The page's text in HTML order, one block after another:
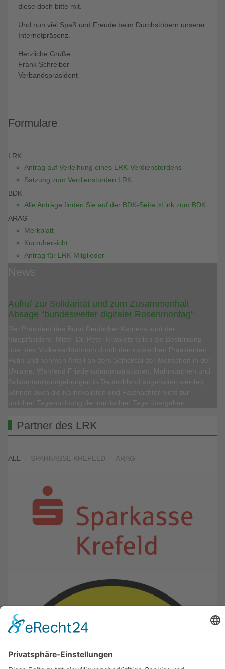
diese doch bitte mit.
Und nun viel Spaß und Freude beim Durchstöbern unserer
Internetpräsenz.
Herzliche Grüße
Frank Schreiber
Verbandspräsident
Formulare
LRK
Antrag auf Verleihung eines LRK-Verdienstordens
Satzung zum Verdienstorden LRK
BDK
Alle Anträge finden Sie auf der BDK-Seite >Link zum BDK
ARAG
Merkblatt
Kurzübersicht
Antrag für LRK Mitglieder
Aufruf zur Solidarität und zum Zusammenhalt
Absage “bundesweiter digitaler Rosenmontag“
Partner des LRK
ALL SPARKASSE KREFELD ARAG